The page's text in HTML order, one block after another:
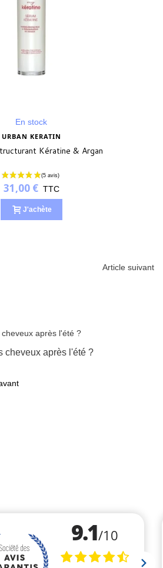
En stock
URBAN KERATIN
Kératine & Argan
31,00 € TTC
J'achète
Article suivant
cheveux après l'été ?